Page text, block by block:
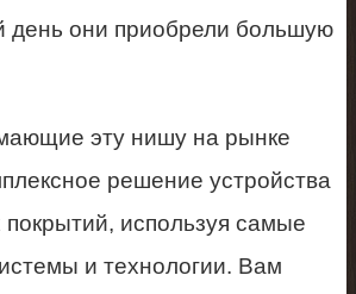
день они приобрели большую
эту нишу на рынке
решение устройства
используя самые
и технологии. Вам